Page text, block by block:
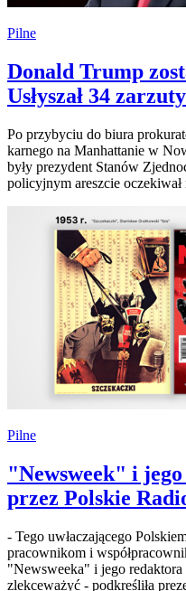
Pilne
Donald Trump
Usłyszał 34 zarzuty
Po przybyciu do biura
karnego na Manhattanie w
były prezydent Stanów
policyjnym areszcie oczekiwał
Pilne
"Newsweek" i
przez Polskie
- Tego uwłaczającego
pracownikom i
"Newsweeka" i jego redaktora
zlekceważyć - podkreśliła